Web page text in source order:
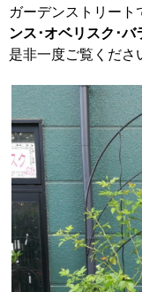
ガーデンストリー
ンス･オベリスク･バ
是非一度ご覧くださ